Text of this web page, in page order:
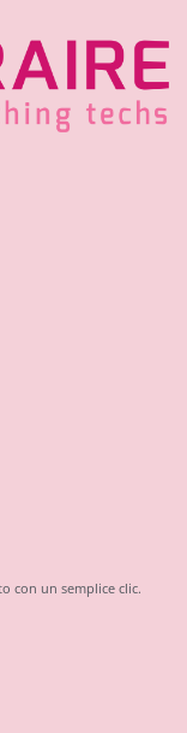
con un semplice clic.